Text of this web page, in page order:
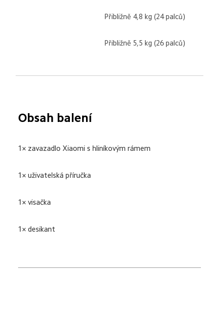
Přibližně 4,8 kg (24 palců)
Přibližně 5,5 kg (26 palců)
Obsah balení
1× zavazadlo Xiaomi s hliníkovým rámem
1× uživatelská příručka
1× visačka
1× desikant